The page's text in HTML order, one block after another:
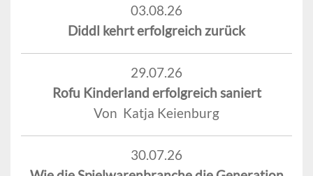
03.08.26
Diddl kehrt erfolgreich zurück
29.07.26
Rofu Kinderland erfolgreich saniert
Von Katja Keienburg
30.07.26